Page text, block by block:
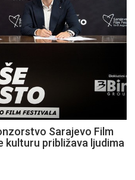
Sarajevo Film
kulturu približava ljudima